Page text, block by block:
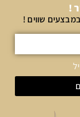
!
שווים !